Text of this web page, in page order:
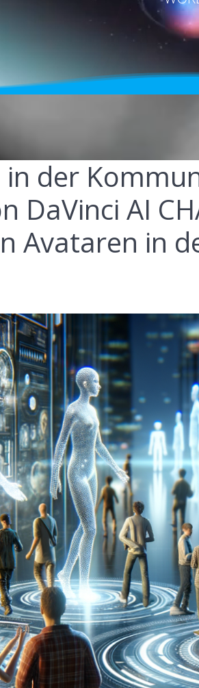
in der
DaVinci AI
Avataren in